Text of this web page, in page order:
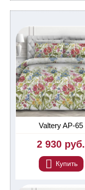
Valtery AP-65
2 930 руб.
Купить